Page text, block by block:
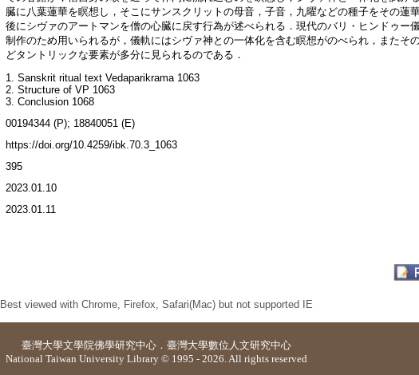
臓に八葉蓮華を瞑想し，そこにサンスクリットの母音，子音，九曜などの種子をその蓮
後にシヴァのアートマンを僧の心臓に戻す行為が述べられる．現代のバリ・ヒンドゥー
制作のため用いられるが，儀軌にはシヴァ神との一体化を含む瞑想がのべられ，またそ
どタントリックな要素が多分に見られるのである．
1. Sanskrit ritual text Vedaparikrama 1063
2. Structure of VP 1063
3. Conclusion 1068
00194344 (P); 18840051 (E)
https://doi.org/10.4259/ibk.70.3_1063
395
2023.01.10
2023.01.11
Best viewed with Chrome, Firefox, Safari(Mac) but not supported IE
臺灣大學文學院佛學研究中心 ． 臺灣大學數位人文研究中心
National Taiwan University Library © 1995 - 2026. All rights reserved